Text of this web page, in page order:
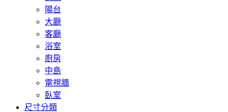
陽台
大廳
客廳
浴室
廚房
中島
電視牆
臥室
尺寸分類